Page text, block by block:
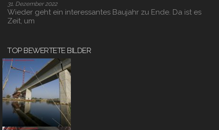
31. Dezember 2022
Wieder geht ein interessantes Baujahr zu Ende. Da ist es
Zeit, um
TOP BEWERTETE BILDER